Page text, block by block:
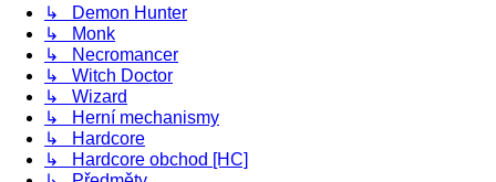
↳ Demon Hunter
↳ Monk
↳ Necromancer
↳ Witch Doctor
↳ Wizard
↳ Herní mechanismy
↳ Hardcore
↳ Hardcore obchod [HC]